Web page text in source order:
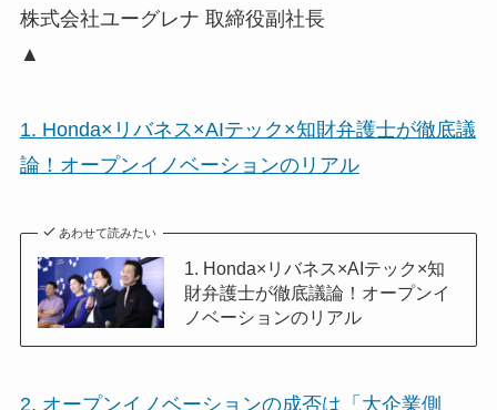
株式会社ユーグレナ 取締役副社長
▲
1. Honda×リバネス×AIテック×知財弁護士が徹底議
論！オープンイノベーションのリアル
あわせて読みたい
1. Honda×リバネス×AIテック×知
財弁護士が徹底議論！オープンイ
ノベーションのリアル
2. オープンイノベーションの成否は「大企業側